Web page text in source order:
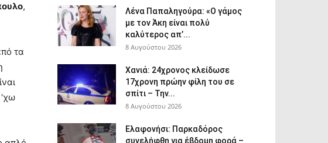
,
τα
Λένα Παπαληγούρα: «Ο γάμος
με τον Άκη είναι πολύ
καλύτερος απ’...
8 Αυγούστου 2026
Χανιά: 24χρονος κλείδωσε
17χρονη πρώην φίλη του σε
σπίτι – Την...
8 Αυγούστου 2026
Ελαφονήσι: Παρκαδόρος
συνελήφθη για έβδομη φορά –